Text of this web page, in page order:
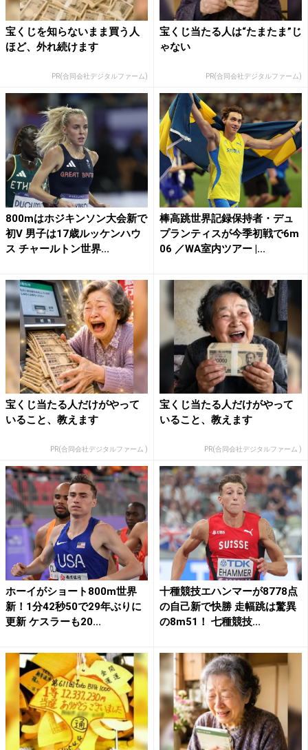
宝くじを知らないまま買う人
ほど、外れ続けます
PR(合同会社デジタルファーム)
宝くじ当たる人は“たまたま”じ
ゃない
PR(合同会社デジタルファーム)
800mはホジキンソン大会新で
初V 男子は17歳ルッケンハウ
ス チャールトン世界...
棒高跳世界記録保持者・デュ
プランティスが今季初戦で6m
06 ／WA室内ツアー |...
宝くじ当たる人だけがやって
いること、教えます
PR(合同会社デジタルファーム )
宝くじ当たる人だけがやって
いること、教えます
PR(合同会社デジタルファーム )
ホーイがショート800m世界
新！1分42秒50で29年ぶりに
更新 ケスラーも20...
十種競技エハンマーが8778点
の自己新で快勝 走幅跳は驚異
の8m51！ 七種競技...